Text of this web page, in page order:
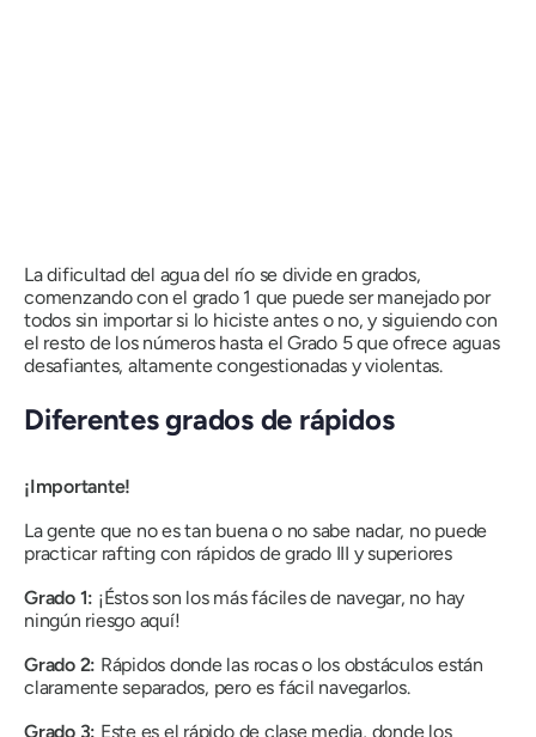
La dificultad del agua del río se divide en grados,
comenzando con el grado 1 que puede ser manejado por
todos sin importar si lo hiciste antes o no, y siguiendo con
el resto de los números hasta el Grado 5 que ofrece aguas
desafiantes, altamente congestionadas y violentas.
Diferentes grados de rápidos
¡Importante!
La gente que no es tan buena o no sabe nadar, no puede
practicar rafting con rápidos de grado III y superiores
Grado 1: ¡Éstos son los más fáciles de navegar, no hay
ningún riesgo aquí!
Grado 2: Rápidos donde las rocas o los obstáculos están
claramente separados, pero es fácil navegarlos.
Grado 3: Este es el rápido de clase media, donde los